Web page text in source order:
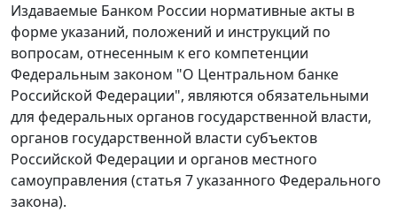
Издаваемые Банком России нормативные акты в
форме указаний, положений и инструкций по
вопросам, отнесенным к его компетенции
Федеральным законом "О Центральном банке
Российской Федерации", являются обязательными
для федеральных органов государственной власти,
органов государственной власти субъектов
Российской Федерации и органов местного
самоуправления (статья 7 указанного Федерального
закона).